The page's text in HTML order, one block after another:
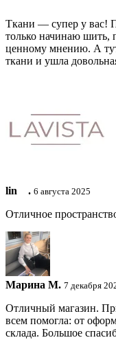
Ткани — супер у вас!
только начинаю шить,
ценному мнению. А
ткани и ушла
lin ⠀. 6 августа 2025
Отличное
Марина М. 7 декабря
Отличный магазин.
всем помогла: от
склада. Большое